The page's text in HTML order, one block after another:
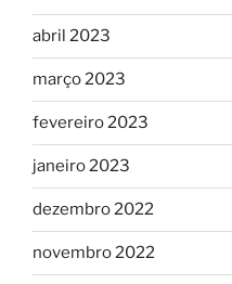
abril 2023
março 2023
fevereiro 2023
janeiro 2023
dezembro 2022
novembro 2022